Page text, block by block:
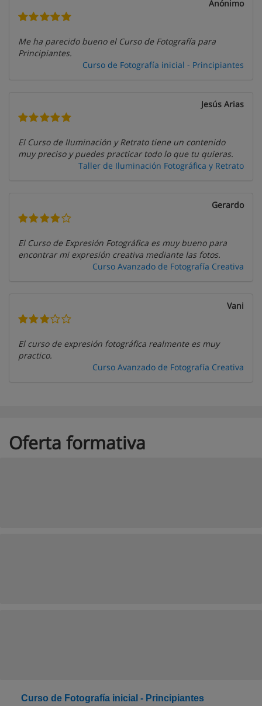
Anónimo
Me ha parecido bueno el Curso de Fotografía para
Principiantes.
Curso de Fotografía inicial - Principiantes
Jesús Arias
El Curso de Iluminación y Retrato tiene un contenido
muy preciso y puedes practicar todo lo que tu quieras.
Taller de Iluminación Fotográfica y Retrato
Gerardo
El Curso de Expresión Fotográfica es muy bueno para
encontrar mi expresión creativa mediante las fotos.
Curso Avanzado de Fotografía Creativa
Vani
El curso de expresión fotográfica realmente es muy
practico.
Curso Avanzado de Fotografía Creativa
Oferta formativa
Curso de Fotografía inicial - Principiantes